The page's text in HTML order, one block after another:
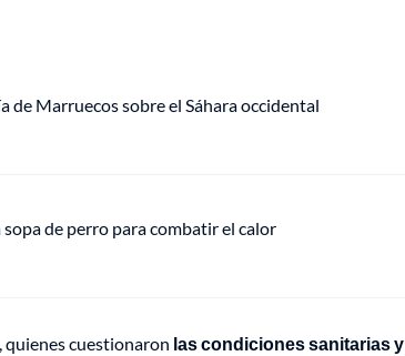
de Marruecos sobre el Sáhara occidental
de perro para combatir el calor
quienes cuestionaron las condiciones sanitarias y